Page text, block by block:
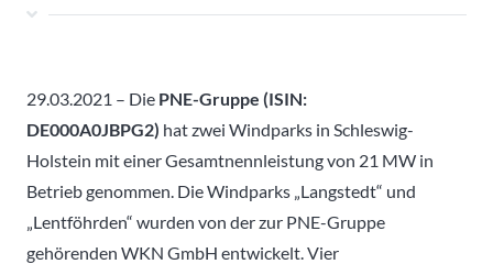
29.03.2021 – Die PNE-Gruppe (ISIN:
DE000A0JBPG2) hat zwei Windparks in Schleswig-
Holstein mit einer Gesamtnennleistung von 21 MW in
Betrieb genommen. Die Windparks „Langstedt“ und
„Lentföhrden“ wurden von der zur PNE-Gruppe
gehörenden WKN GmbH entwickelt. Vier